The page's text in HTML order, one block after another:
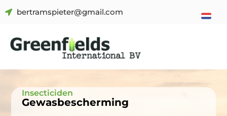
bertramspieter@gmail.com
Insecticiden
Gewasbescherming